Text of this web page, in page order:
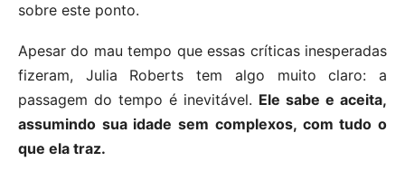
sobre este ponto.
Apesar do mau tempo que essas críticas inesperadas
fizeram, Julia Roberts tem algo muito claro: a
passagem do tempo é inevitável. Ele sabe e aceita,
assumindo sua idade sem complexos, com tudo o
que ela traz.